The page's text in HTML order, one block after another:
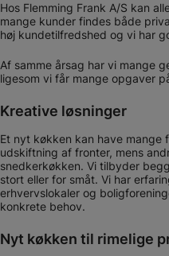
Hos Flemming Frank A/S kan
mange kunder findes både
høj kundetilfredshed og vi har
Af samme årsag har vi mange
ligesom vi får mange opgaver
Kreative løsninger
Et nyt køkken kan have mange
udskiftning af fronter, mens
snedkerkøkken. Vi tilbyder
stort eller for småt. Vi har
erhvervslokaler og
konkrete behov.
Nyt køkken til rimelige